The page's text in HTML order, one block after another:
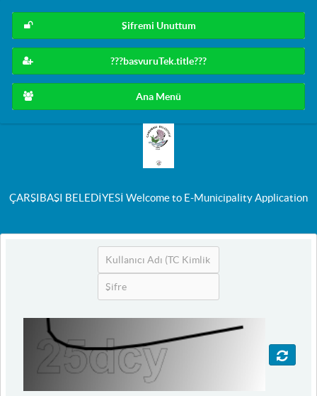
Şifremi Unuttum
???basvuruTek.title???
Ana Menü
ÇARŞIBAŞI BELEDİYESİ Welcome to E-Municipality Application